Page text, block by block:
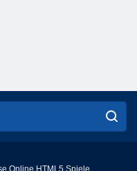
Online HTML5 Spiele